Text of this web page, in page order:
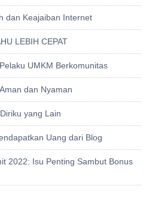
dan Keajaiban Internet
LEBIH CEPAT
UMKM Berkomunitas
dan Nyaman
yang Lain
Uang dari Blog
2022: Isu Penting Sambut Bonus